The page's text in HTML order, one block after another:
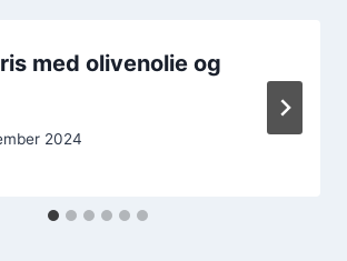
med olivenolie og
2024